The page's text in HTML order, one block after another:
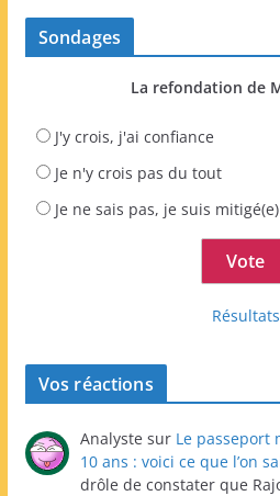
Sondages
La refondation de
J'y crois, j'ai confiance
Je n'y crois pas du tout
Je ne sais pas, je suis mitigé(e)
Résultats
Vos réactions
Analyste sur Le passeport
10 ans : voici ce que l’on
drôle de constater que